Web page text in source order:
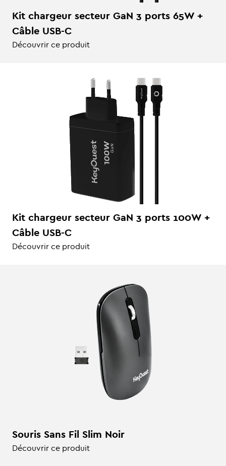
Kit chargeur secteur GaN 3 ports 65W +
Câble USB-C
Découvrir ce produit
Kit chargeur secteur GaN 3 ports 100W +
Câble USB-C
Découvrir ce produit
Souris Sans Fil Slim Noir
Découvrir ce produit